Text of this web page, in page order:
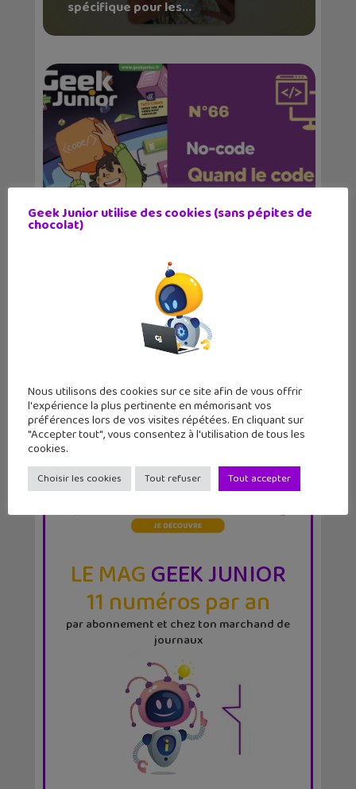
spécifique pour les...
Le magazine Geek Junior sort son
LE MAGGEEK JUNIOR
11 numéros par an
par abonnement et chez ton marchand de
journaux
Geek Junior utilise des cookies (sans pépites de
chocolat)
Nous utilisons des cookies sur ce site afin de vous offrir
l'expérience la plus pertinente en mémorisant vos
préférences lors de vos visites répétées. En cliquant sur
"Accepter tout", vous consentez à l'utilisation de tous les
cookies.
Choisir les cookies Tout refuser Tout accepter